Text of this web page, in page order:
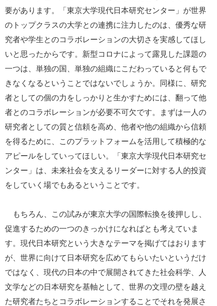
要があります。「東京大学現代日本研究センター」が世界
のトップクラスの大学との連携に注力したのは、優秀な研
究者や学生とのコラボレーションの大切さを実感してほし
いと思ったからです。新型コロナによって露見した課題の
一つは、単独の国、単独の組織にこだわっていると何もで
きなくなるということではないでしょうか。同様に、研究
者としての個の力をしっかりと生かすためには、翻って他
者とのコラボレーションが必要不可欠です。まずは一人の
研究者としての質と信頼を高め、他者や他の組織から信頼
を得るために、このプラットフォームを活用して積極的な
アピールをしていってほしい。「東京大学現代日本研究セ
ンター」は、未来社会を支えるリーダーに対する人的投資
をしていく場でもあるということです。
もちろん、この試みが東京大学の国際転換を後押しし、
促進するための一つのきっかけになればとも考えていま
す。現代日本研究という大きなテーマを掲げてはおります
が、世界に向けて日本研究を広めてもらいたいというだけ
ではなく、現代の日本の中で展開されてきた社会科学、人
文学などの日本研究を基軸として、世界の文理の壁を越え
た研究者たちとコラボレーションすることでそれを発展さ